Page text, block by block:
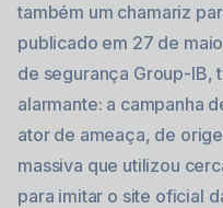
também um chamariz
publicado em 27 de
de segurança Group-IB,
alarmante: a campanha
ator de ameaça, de
massiva que utilizou
para imitar o site oficial